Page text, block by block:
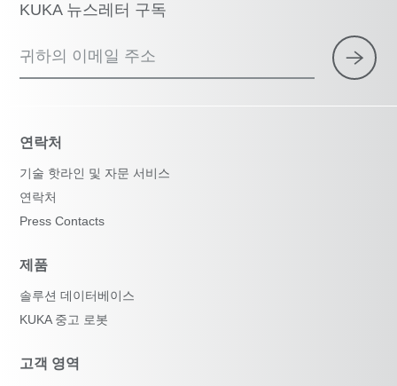
KUKA 뉴스레터 구독
귀하의 이메일 주소
연락처
기술 핫라인 및 자문 서비스
연락처
Press Contacts
제품
솔루션 데이터베이스
KUKA 중고 로봇
고객 영역